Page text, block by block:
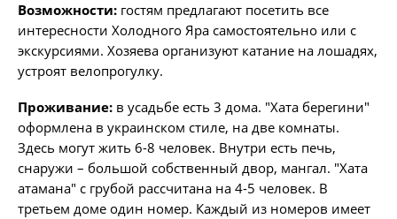
Возможности: гостям предлагают посетить все
интересности Холодного Яра самостоятельно или с
экскурсиями. Хозяева организуют катание на лошадях,
устроят велопрогулку.
Проживание: в усадьбе есть 3 дома. "Хата берегини"
оформлена в украинском стиле, на две комнаты.
Здесь могут жить 6-8 человек. Внутри есть печь,
снаружи – большой собственный двор, мангал. "Хата
атамана" с грубой рассчитана на 4-5 человек. В
третьем доме один номер. Каждый из номеров имеет